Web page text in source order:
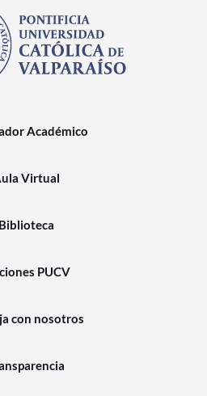
Académico
Virtual
Biblioteca
PUCV
con nosotros